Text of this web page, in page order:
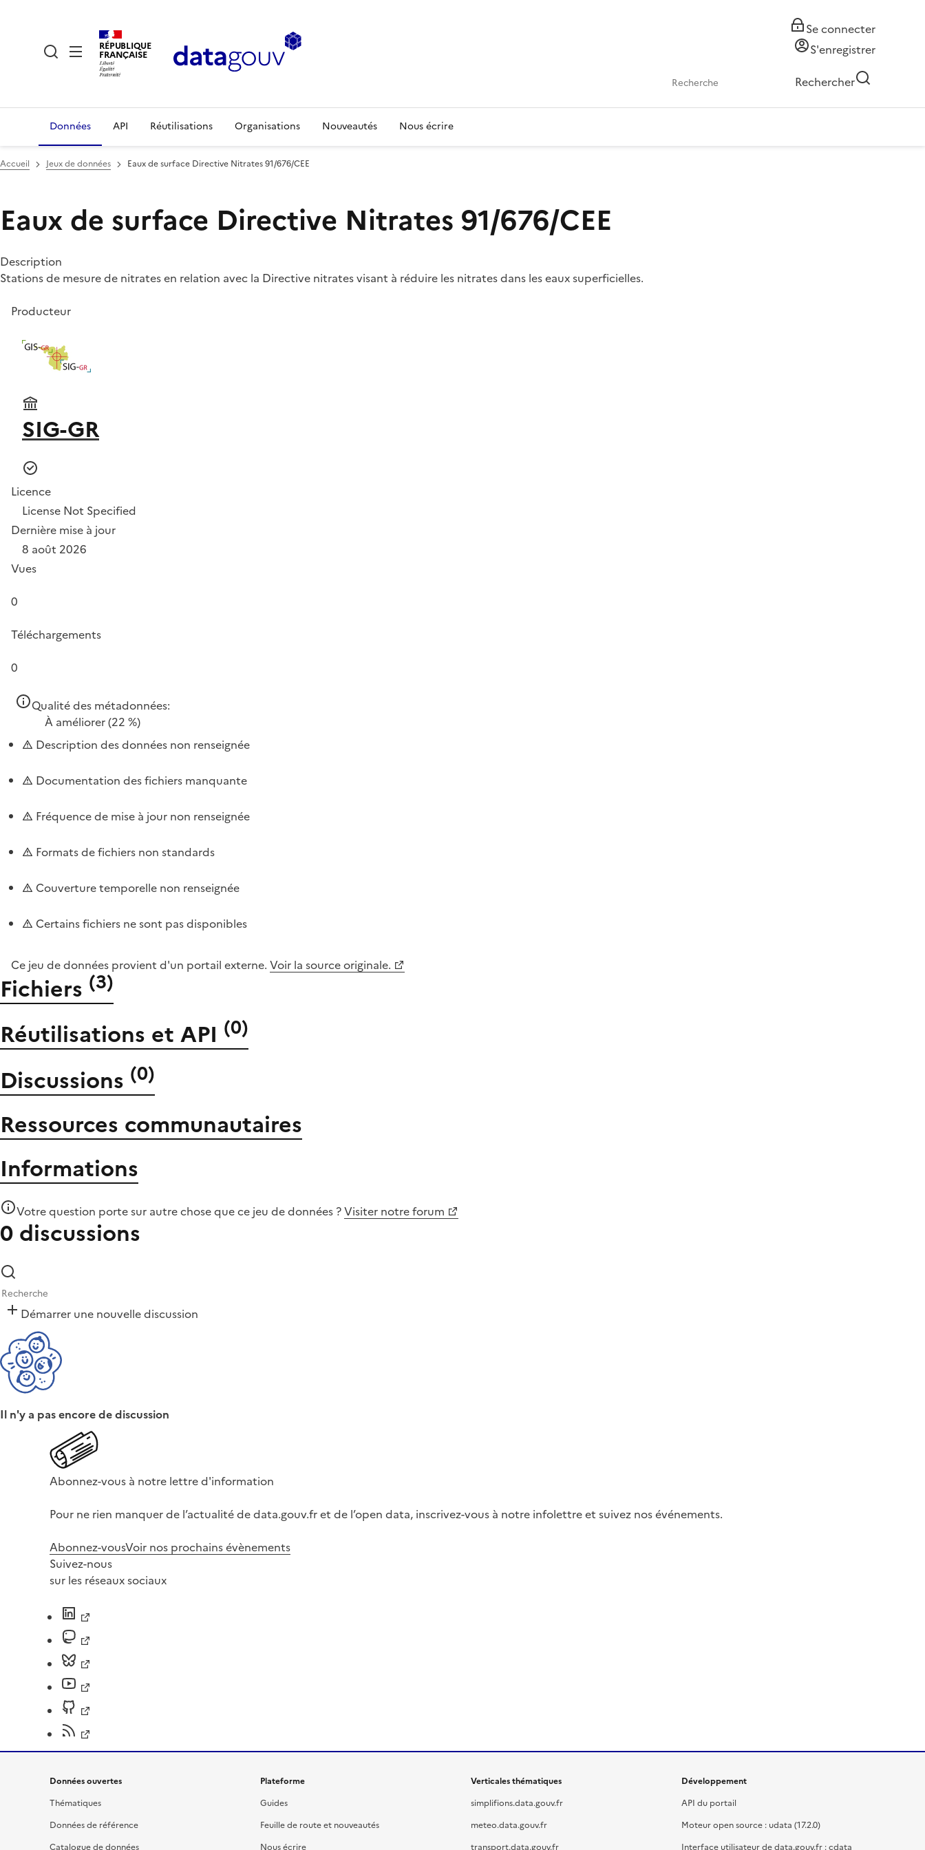
RÉPUBLIQUE
FRANÇAISE
Se connecter
S'enregistrer
Rechercher
Données API Réutilisations Organisations Nouveautés Nous écrire
Accueil Jeux de données Eaux de surface Directive Nitrates 91/676/CEE
Eaux de surface Directive Nitrates 91/676/CEE
Description
Stations de mesure de nitrates en relation avec la Directive nitrates visant à réduire les nitrates dans les eaux superficielles.
Producteur
SIG-GR
Licence
License Not Specified
Dernière mise à jour
8 août 2026
Vues
0
Téléchargements
0
Qualité des métadonnées:
À améliorer(22 %)
Description des données non renseignée
Documentation des fichiers manquante
Fréquence de mise à jour non renseignée
Formats de fichiers non standards
Couverture temporelle non renseignée
Certains fichiers ne sont pas disponibles
Ce jeu de données provient d'un portail externe. Voir la source originale.
Fichiers (3)
Réutilisations et API (0)
Discussions (0)
Ressources communautaires
Informations
Votre question porte sur autre chose quece jeu de données ?Visiter notre forum
0 discussions
Démarrer une nouvelle discussion
Il n'y a pas encore de discussion
Abonnez-vous à notre lettre d'information
Pour ne rien manquer de l’actualité de data.gouv.fr et de l’open data, inscrivez-vous à notre infolettre et suivez nos événements.
Abonnez-vousVoir nos prochains évènements
Suivez-nous
sur les réseaux sociaux
Données ouvertes
Thématiques
Données de référence
Catalogue de données
Plateforme
Guides
Feuille de route et nouveautés
Nous écrire
Verticales thématiques
simplifions.data.gouv.fr
meteo.data.gouv.fr
transport.data.gouv.fr
Développement
API du portail
Moteur open source : udata (17.2.0)
Interface utilisateur de data.gouv.fr : cdata